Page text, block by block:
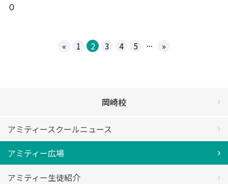
０
« 1 2 3 4 5 ... »
岡崎校
アミティースクールニュース
アミティー広場
アミティー生徒紹介